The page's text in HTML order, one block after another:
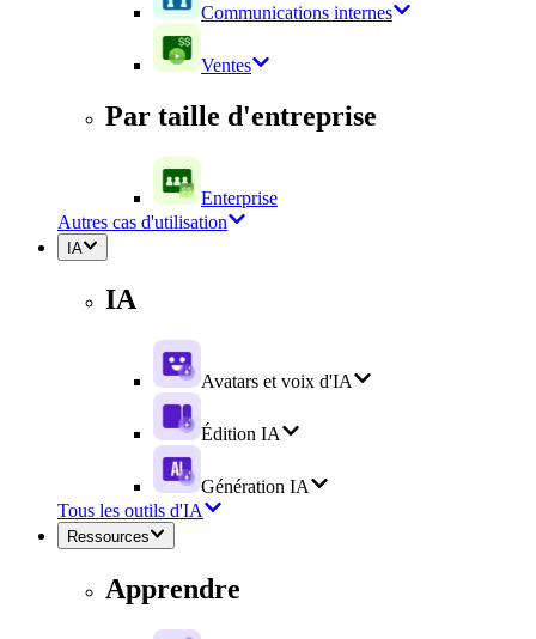
Communications internes
Ventes
Par taille d'entreprise
Enterprise
Autres cas d'utilisation
IA
IA
Avatars et voix d'IA
Édition IA
Génération IA
Tous les outils d'IA
Ressources
Apprendre